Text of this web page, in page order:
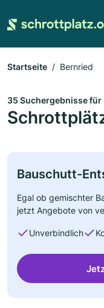
Startseite Bernried
35 Suchergebnisse für
Bauschutt-
Egal ob gemischter
jetzt Angebote von
Unverbindlich